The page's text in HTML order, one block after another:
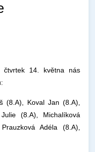
čtvrtek 14. května nás
(8.A), Koval Jan (8.A),
(8.A), Michalíková
Adéla (8.A),